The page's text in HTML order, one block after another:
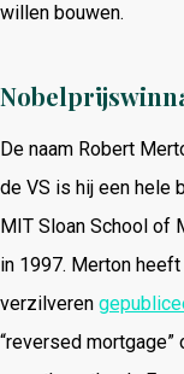
willen bouwen.
De naam Robert
de VS is hij een hele
MIT Sloan School of
in 1997. Merton
verzilveren
“reversed mortgage”